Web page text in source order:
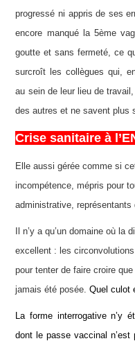
progressé ni appris de ses
encore manqué la 5ème
goutte et sans fermeté, ce
surcroît les collègues qui,
au sein de leur lieu de
des autres et ne savent plus
Crise sanitaire à
Elle aussi gérée comme si
incompétence, mépris pour
administrative, représentants
Il n’y a qu’un domaine où la
excellent : les
pour tenter de faire croire
jamais été posée.Quel culot
La forme interrogative n’y
dont le passe vaccinal